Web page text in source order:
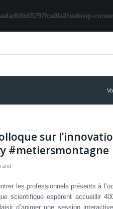
web/wp-
sur
#metiersmontagne
les professionnels présents à
scientifique espèrent accueillir
d’animer une session